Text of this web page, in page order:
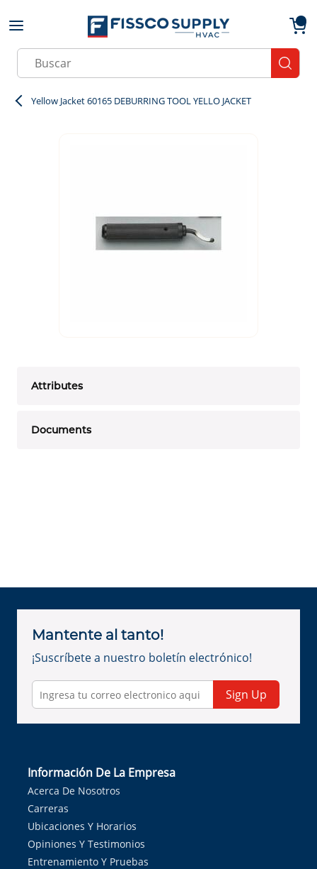
Skip to main content
Site Search
Yellow Jacket 60165 DEBURRING TOOL YELLO JACKET
Attributes
Documents
Mantente al tanto!
¡Suscríbete a nuestro boletín electrónico!
Sign Up
Información De La Empresa
Acerca De Nosotros
Carreras
Ubicaciones Y Horarios
Opiniones Y Testimonios
Entrenamiento Y Pruebas